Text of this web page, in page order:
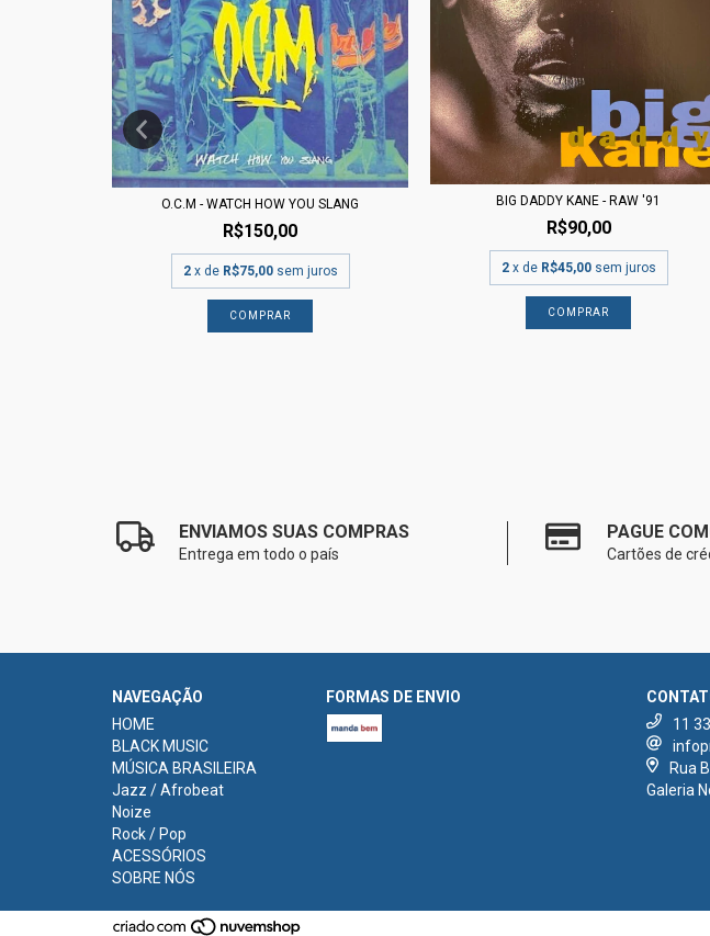
O.C.M - WATCH HOW YOU SLANG
R$150,00
2 x de R$75,00 sem juros
BIG DADDY KANE - RAW '91
R$90,00
2 x de R$45,00 sem juros
ENVIAMOS SUAS COMPRAS
Entrega em todo o país
PAGUE
Cartões de
NAVEGAÇÃO
HOME
BLACK MUSIC
MÚSICA BRASILEIRA
Jazz / Afrobeat
Noize
Rock / Pop
ACESSÓRIOS
SOBRE NÓS
FORMAS DE ENVIO
11
Rua
Galeria